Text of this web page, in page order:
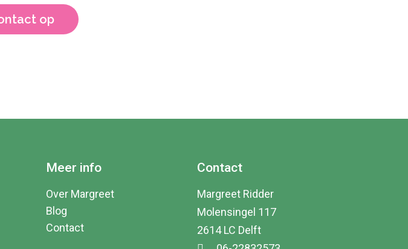
op
Meer info
Over Margreet
Blog
Contact
Contact
Margreet Ridder
Molensingel 117
2614 LC Delft